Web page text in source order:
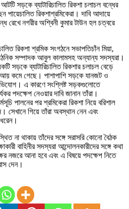
সড়কে ব্যাটারিচালিত রিকশা চলাচল বন্ধের
পায়েচালিত রিকশাশ্রমিকেরা। দাবি আদায়ে
রেখে নগরীর অশ্বিনী কুমার টাউন হল চত্বরে
রিকশা শ্রমিক সংগঠনে সভাপতিচাঁন মিয়া,
সম্পাদক আবুল কালামসহ অন্যান্য সদস্যরা।
সড়কে ব্যাটারিচালিত রিকশার চলাচল বেড়ে
আয় কমে গেছে। পাশাপাশি সড়কে যানজট ও
এ কারণে সংশ্লিষ্ট সড়কগুলোতে
পদক্ষেপ নেওয়ার দাবি জানান তাঁরা।
পালনের পর শ্রমিকেরা রিকশা নিয়ে বরিশাল
সেখানে গিয়ে তাঁরা অবস্থান নেন এবং
না থাকায় তাঁদের সঙ্গে সরাসরি কোনো বৈঠক
বাহিনীর সদস্যরা আন্দোলনকারীদের সঙ্গে কথা
নজরে আনা হবে এবং এ বিষয়ে পদক্ষেপ নিতে
দেন।